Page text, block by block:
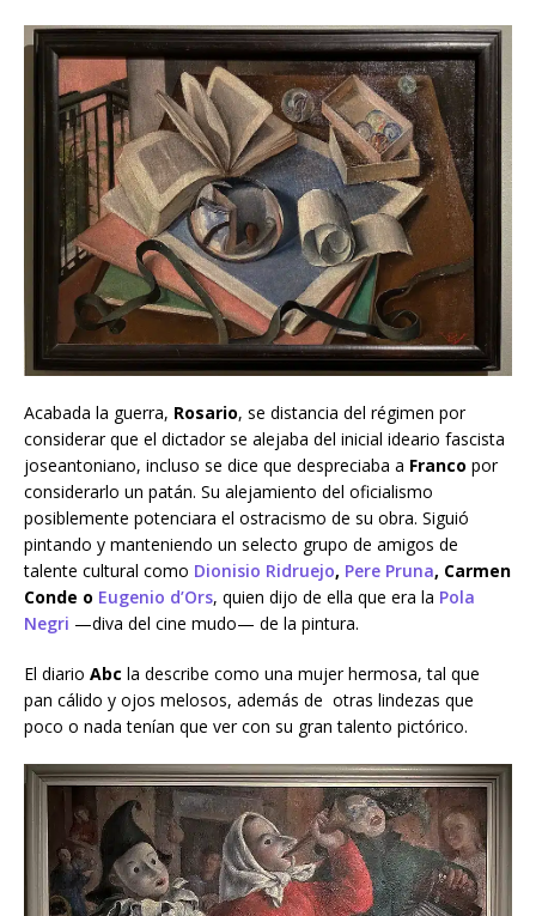
Acabada la guerra, Rosario, se distancia del régimen por
considerar que el dictador se alejaba del inicial ideario fascista
joseantoniano, incluso se dice que despreciaba a Franco por
considerarlo un patán. Su alejamiento del oficialismo
posiblemente potenciara el ostracismo de su obra. Siguió
pintando y manteniendo un selecto grupo de amigos de
talente cultural como Dionisio Ridruejo, Pere Pruna, Carmen
Conde o Eugenio d’Ors, quien dijo de ella que era la Pola
Negri —diva del cine mudo— de la pintura.
El diario Abc la describe como una mujer hermosa, tal que
pan cálido y ojos melosos, además de otras lindezas que
poco o nada tenían que ver con su gran talento pictórico.